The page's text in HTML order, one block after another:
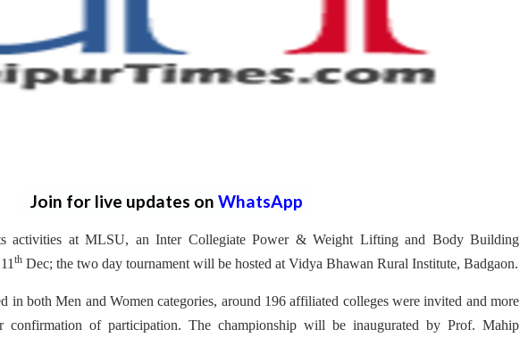
Join for live updates on WhatsApp
activities at MLSU, an Inter Collegiate Power & Weight Lifting and Body Building
th Dec; the two day tournament will be hosted at Vidya Bhawan Rural Institute, Badgaon.
in both Men and Women categories, around 196 affiliated colleges were invited and more
confirmation of participation. The championship will be inaugurated by Prof. Mahip